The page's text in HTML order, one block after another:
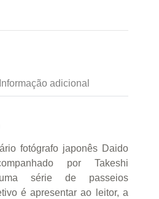
Informação adicional
fotógrafo japonês Daido
por Takeshi
série de passeios
é apresentar ao leitor, a